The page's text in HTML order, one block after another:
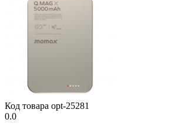
Код товара opt-25281
0.0